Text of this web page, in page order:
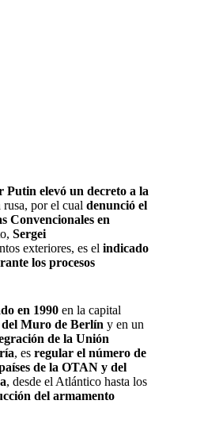
Putin elevó un decreto a la
rusa, por el cual denunció el
Convencionales en
Sergei
exteriores, es el indicado
los procesos
en 1990 en la capital
del Muro de Berlín y en un
de la Unión
, es regular el número de
de la OTAN y del
, desde el Atlántico hasta los
del armamento